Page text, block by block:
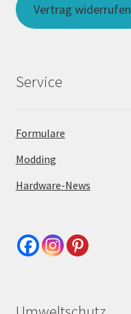
Vertrag widerrufen
Service
Formulare
Modding
Hardware-News